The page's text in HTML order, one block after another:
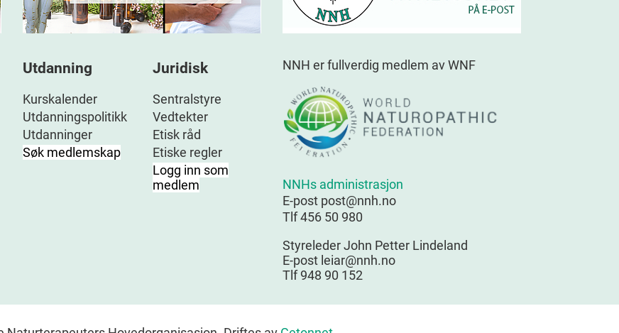
Utdanning
Kurskalender
Utdanningspolitikk
Utdanninger
Søk medlemskap
Juridisk
Sentralstyre
Vedtekter
Etisk råd
Etiske regler
Logg inn som
medlem
NNH er fullverdig medlem av WNF
NNHs administrasjon
E-post post@nnh.no
Tlf 456 50 980
Styreleder John Petter Lindeland
E-post leiar@nnh.no
Tlf 948 90 152